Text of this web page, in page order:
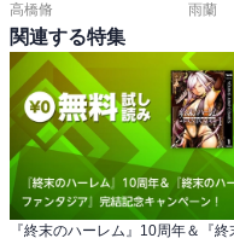
高橋脩
雨蘭
関連する特集